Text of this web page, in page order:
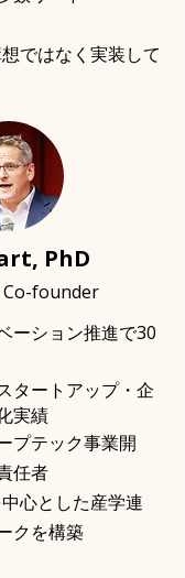
ではなく実装して
PhD
founder
ーション推進で30
タートアップ・企
実績
プテック事業開
任者
心とした産学連
クを構築